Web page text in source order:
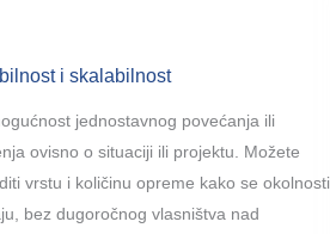
i skalabilnost
jednostavnog povećanja ili
ovisno o situaciji ili projektu. Možete
vrstu i količinu opreme kako se okolnosti
bez dugoročnog vlasništva nad